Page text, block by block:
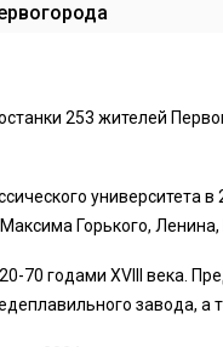
253 жителей
университета
Горького,
70 годами XVIII века.
завода, а